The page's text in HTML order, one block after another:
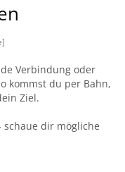
Verbindung oder
kommst du per Bahn,
Ziel.
dir mögliche